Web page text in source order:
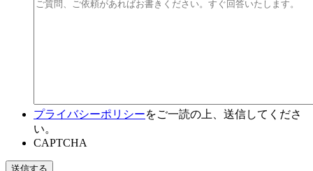
プライバシーポリシーをご一読の上、送信してくださ
い。
CAPTCHA